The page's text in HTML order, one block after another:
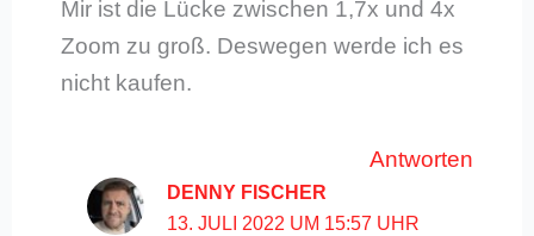
Mir ist die Lücke zwischen 1,7x und 4x
Zoom zu groß. Deswegen werde ich es
nicht kaufen.
Antworten
DENNY FISCHER
13. JULI 2022 UM 15:57 UHR